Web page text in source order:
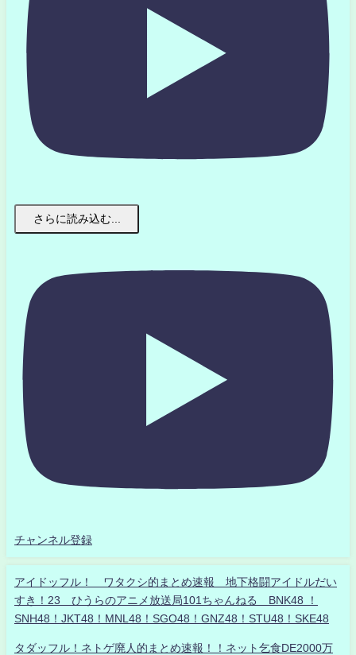
さらに読み込む...
チャンネル登録
アイドッフル！ ワタクシ的まとめ速報 地下格闘アイドルだい
すき！23 ひうらのアニメ放送局101ちゃんねる BNK48 ！
SNH48！JKT48！MNL48！SGO48！GNZ48！STU48！SKE48
タダッフル！ネトゲ廃人的まとめ速報！！ネット乞食DE2000万